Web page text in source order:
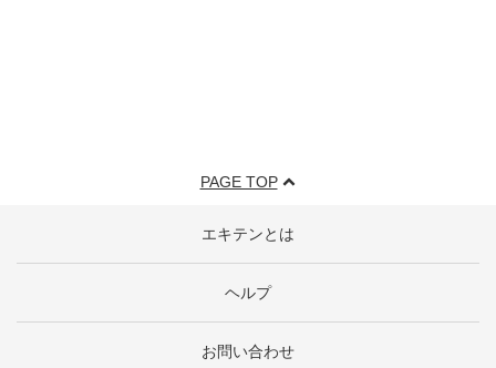
PAGE TOP
エキテンとは
ヘルプ
お問い合わせ